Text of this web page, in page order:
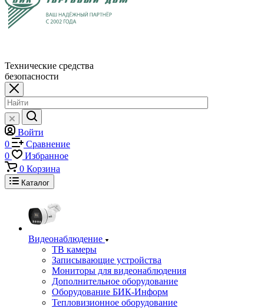
Технические средства
безопасности
Войти
0
Сравнение
0
Избранное
0 Корзина
Каталог
Видеонаблюдение
ТВ камеры
Записывающие устройства
Мониторы для видеонаблюдения
Дополнительное оборудование
Оборудование БИК-Информ
Тепловизионное оборудование